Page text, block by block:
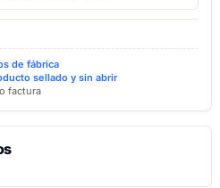
de fábrica
sellado y sin abrir
factura